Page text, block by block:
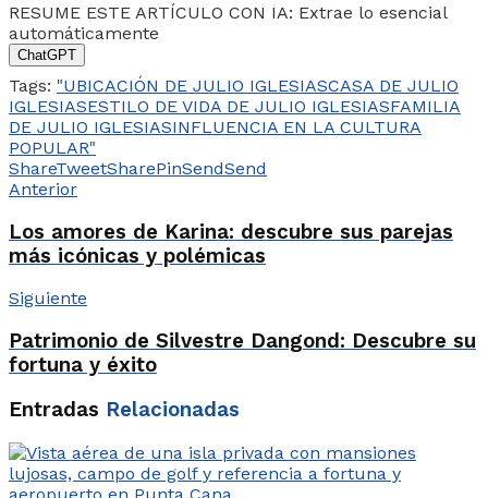
RESUME ESTE ARTÍCULO CON IA: Extrae lo esencial
automáticamente
ChatGPT
Tags: "UBICACIÓN DE JULIO IGLESIASCASA DE JULIO
IGLESIASESTILO DE VIDA DE JULIO IGLESIASFAMILIA
DE JULIO IGLESIASINFLUENCIA EN LA CULTURA
POPULAR"
ShareTweetSharePinSendSend
Anterior
Los amores de Karina: descubre sus parejas
más icónicas y polémicas
Siguiente
Patrimonio de Silvestre Dangond: Descubre su
fortuna y éxito
Entradas Relacionadas